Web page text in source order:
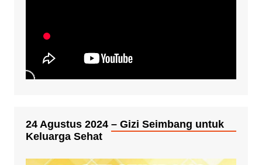
24 Agustus 2024 – Gizi Seimbang untuk
Keluarga Sehat